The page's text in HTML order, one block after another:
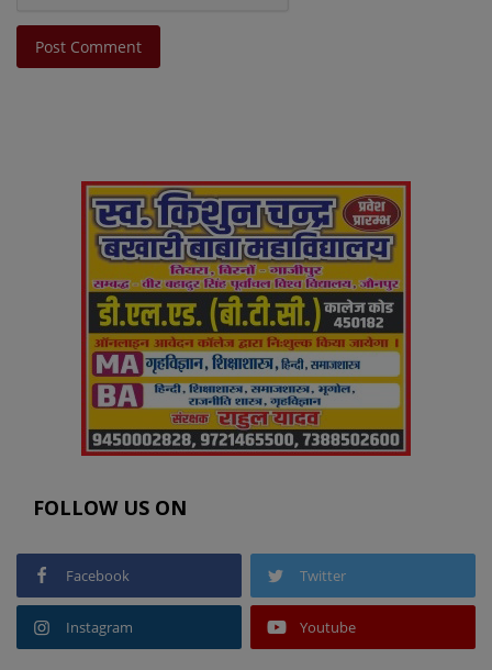
Post Comment
FOLLOW US ON
Facebook Twitter
Instagram Youtube